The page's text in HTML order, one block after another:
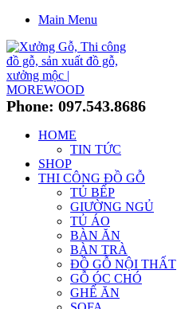
Main Menu
Phone: 097.543.8686
HOME
TIN TỨC
SHOP
THI CÔNG ĐỒ GỖ
TỦ BẾP
GIƯỜNG NGỦ
TỦ ÁO
BÀN ĂN
BÀN TRÀ
ĐỒ GỖ NỘI THẤT
GỖ ÓC CHÓ
GHẾ ĂN